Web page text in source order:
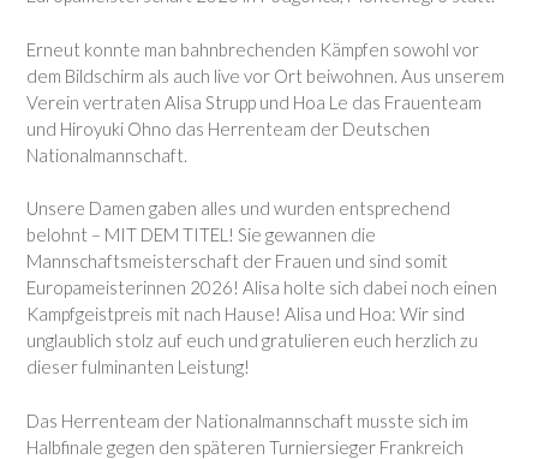
Erneut konnte man bahnbrechenden Kämpfen sowohl vor
dem Bildschirm als auch live vor Ort beiwohnen. Aus unserem
Verein vertraten Alisa Strupp und Hoa Le das Frauenteam
und Hiroyuki Ohno das Herrenteam der Deutschen
Nationalmannschaft.
Unsere Damen gaben alles und wurden entsprechend
belohnt – MIT DEM TITEL! Sie gewannen die
Mannschaftsmeisterschaft der Frauen und sind somit
Europameisterinnen 2026! Alisa holte sich dabei noch einen
Kampfgeistpreis mit nach Hause! Alisa und Hoa: Wir sind
unglaublich stolz auf euch und gratulieren euch herzlich zu
dieser fulminanten Leistung!
Das Herrenteam der Nationalmannschaft musste sich im
Halbfinale gegen den späteren Turniersieger Frankreich